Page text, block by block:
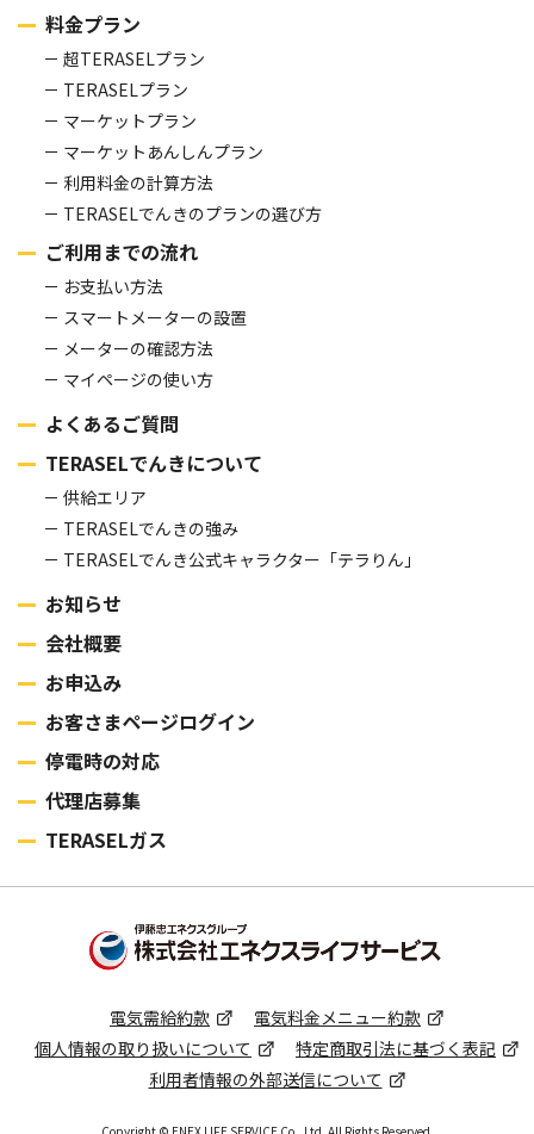
料金プラン
超TERASELプラン
TERASELプラン
マーケットプラン
マーケットあんしんプラン
利用料金の計算方法
TERASELでんきのプランの選び方
ご利用までの流れ
お支払い方法
スマートメーターの設置
メーターの確認方法
マイページの使い方
よくあるご質問
TERASELでんきについて
供給エリア
TERASELでんきの強み
TERASELでんき公式キャラクター「テラりん」
お知らせ
会社概要
お申込み
お客さまページログイン
停電時の対応
代理店募集
TERASELガス
電気需給約款
電気料⾦メニュー約款
個⼈情報の取り扱いについて
特定商取引法に基づく表記
利用者情報の外部送信について